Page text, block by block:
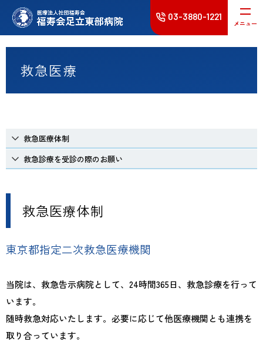
受診される方へ
入院･面会
健診･人間ドック
採用情報
交通案内
03-3880-1221
メニュー
救急医療
救急医療体制
救急診療を受診の際のお願い
救急医療体制
東京都指定二次救急医療機関
当院は、救急告示病院として、24時間365日、救急診療を行って
います。
随時救急対応いたします。必要に応じて他医療機関とも連携を
取り合っています。